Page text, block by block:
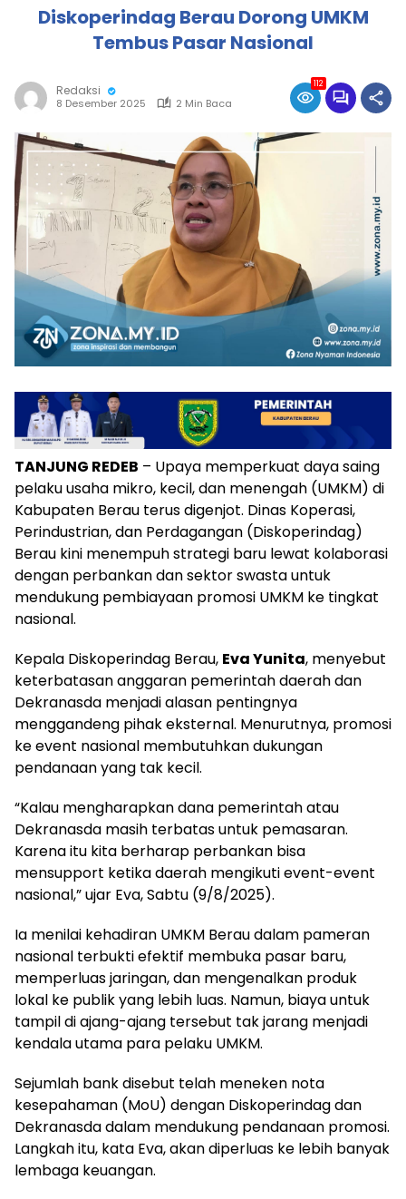
Diskoperindag Berau Dorong UMKM
Tembus Pasar Nasional
Redaksi
8 Desember 2025 2 Min Baca
112
TANJUNG REDEB – Upaya memperkuat daya saing
pelaku usaha mikro, kecil, dan menengah (UMKM) di
Kabupaten Berau terus digenjot. Dinas Koperasi,
Perindustrian, dan Perdagangan (Diskoperindag)
Berau kini menempuh strategi baru lewat kolaborasi
dengan perbankan dan sektor swasta untuk
mendukung pembiayaan promosi UMKM ke tingkat
nasional.
Kepala Diskoperindag Berau, Eva Yunita, menyebut
keterbatasan anggaran pemerintah daerah dan
Dekranasda menjadi alasan pentingnya
menggandeng pihak eksternal. Menurutnya, promosi
ke event nasional membutuhkan dukungan
pendanaan yang tak kecil.
“Kalau mengharapkan dana pemerintah atau
Dekranasda masih terbatas untuk pemasaran.
Karena itu kita berharap perbankan bisa
mensupport ketika daerah mengikuti event-event
nasional,” ujar Eva, Sabtu (9/8/2025).
Ia menilai kehadiran UMKM Berau dalam pameran
nasional terbukti efektif membuka pasar baru,
memperluas jaringan, dan mengenalkan produk
lokal ke publik yang lebih luas. Namun, biaya untuk
tampil di ajang-ajang tersebut tak jarang menjadi
kendala utama para pelaku UMKM.
Sejumlah bank disebut telah meneken nota
kesepahaman (MoU) dengan Diskoperindag dan
Dekranasda dalam mendukung pendanaan promosi.
Langkah itu, kata Eva, akan diperluas ke lebih banyak
lembaga keuangan.